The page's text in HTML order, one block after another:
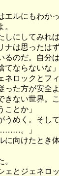
ルにもわかっ
。
にしてみれ
は思ったは
のだ。自分は
ならないな」
ロックとフ
った方が安全よ
ない世界。
とか」
めく。そして
………。」
向けたとき体
とジェネロ